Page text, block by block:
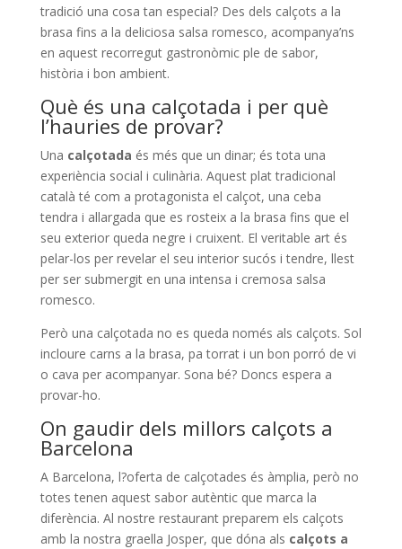
tradició una cosa tan especial? Des dels calçots a la
brasa fins a la deliciosa salsa romesco, acompanya’ns
en aquest recorregut gastronòmic ple de sabor,
història i bon ambient.
Què és una calçotada i per què
l’hauries de provar?
Una calçotada és més que un dinar; és tota una
experiència social i culinària. Aquest plat tradicional
català té com a protagonista el calçot, una ceba
tendra i allargada que es rosteix a la brasa fins que el
seu exterior queda negre i cruixent. El veritable art és
pelar-los per revelar el seu interior sucós i tendre, llest
per ser submergit en una intensa i cremosa salsa
romesco.
Però una calçotada no es queda només als calçots. Sol
incloure carns a la brasa, pa torrat i un bon porró de vi
o cava per acompanyar. Sona bé? Doncs espera a
provar-ho.
On gaudir dels millors calçots a
Barcelona
A Barcelona, ​​l?oferta de calçotades és àmplia, però no
totes tenen aquest sabor autèntic que marca la
diferència. Al nostre restaurant preparem els calçots
amb la nostra graella Josper, que dóna als calçots a